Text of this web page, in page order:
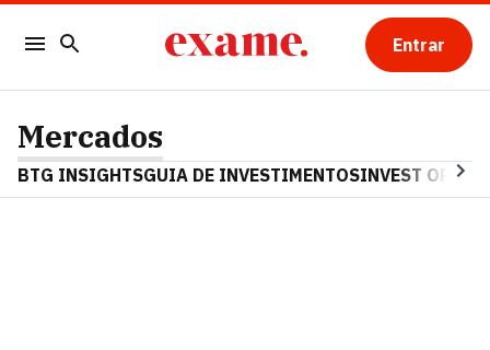
Entrar
Mercados
BTG INSIGHTSGUIA DE INVESTIMENTOSINVEST OPINA